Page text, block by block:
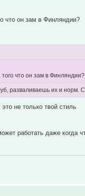
что он зам в Финляндии?
что он зам в Финляндии?
разваливаешь их и норм.
не только твой стиль
работать даже когда